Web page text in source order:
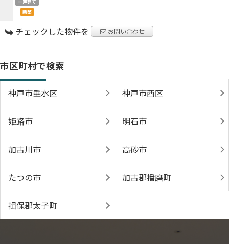
一戸建て
新築
チェックした物件を お問い合わせ
市区町村で検索
神戸市垂水区 神戸市西区
姫路市 明石市
加古川市 高砂市
たつの市 加古郡播磨町
揖保郡太子町